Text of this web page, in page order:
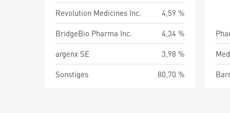
Revolution Medicines Inc.
4,59 %
BridgeBio Pharma Inc.
4,34 %
argenx SE
3,98 %
Sonstiges
80,70 %